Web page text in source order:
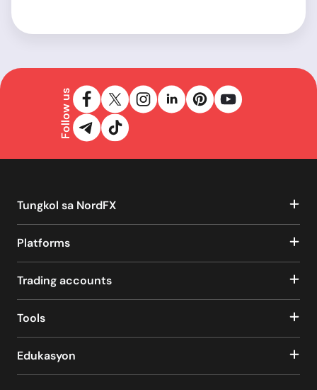
Follow us
Tungkol sa NordFX
Platforms
Trading accounts
Tools
Edukasyon